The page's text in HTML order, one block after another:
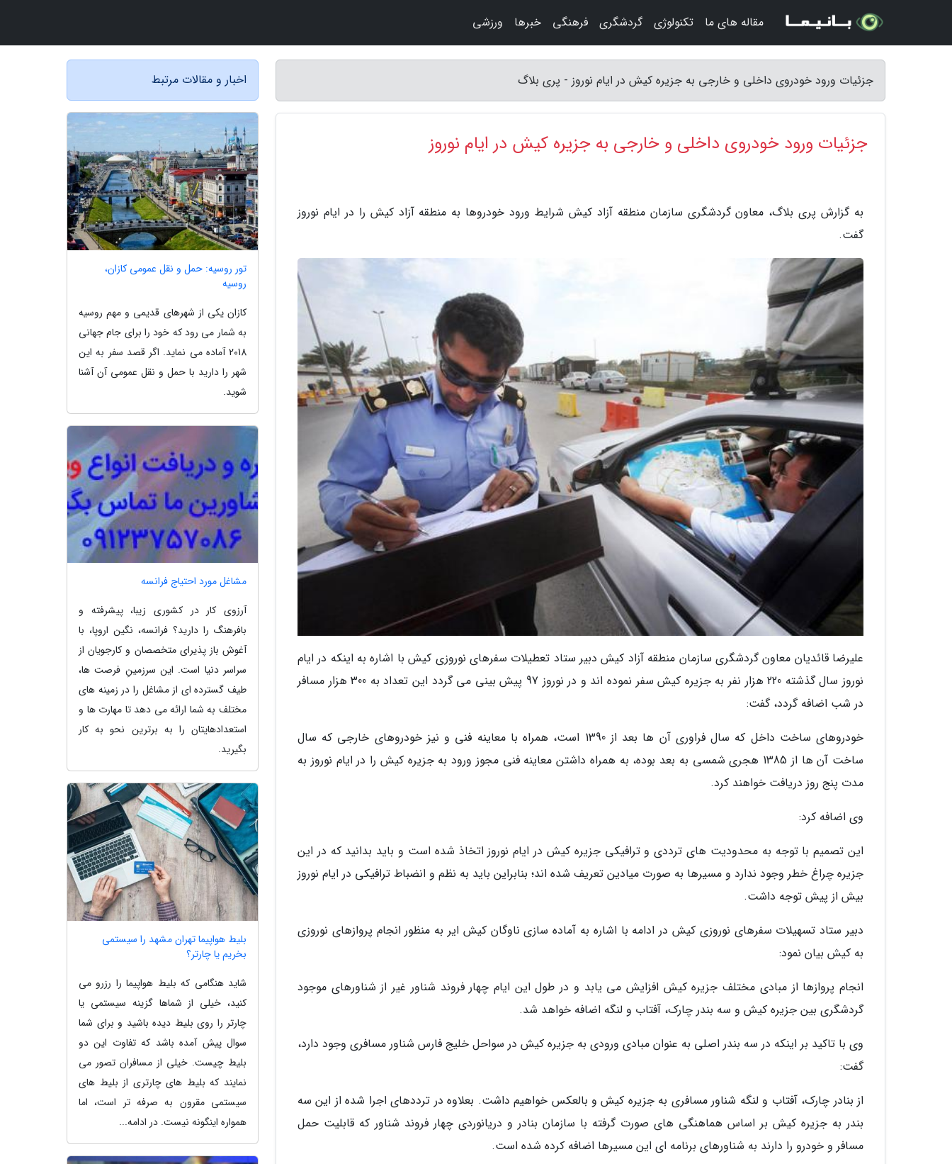
جزئیات ورود خودروی داخلی و خارجی به جزیره کیش در ایام نوروز - پری بلاگ
جزئیات ورود خودروی داخلی و خارجی به جزیره کیش در ایام نوروز
به گزارش پری بلاگ، معاون گردشگری سازمان منطقه آزاد کیش شرایط ورود خودروها به منطقه آزاد کیش را در ایام نوروز
گفت.
علیرضا قائدیان معاون گردشگری سازمان منطقه آزاد کیش دبیر ستاد تعطیلات سفرهای نوروزی کیش با اشاره به اینکه در ایام
نوروز سال گذشته 220 هزار نفر به جزیره کیش سفر نموده اند و در نوروز 97 پیش بینی می گردد این تعداد به 300 هزار مسافر
در شب اضافه گردد، گفت:
خودروهای ساخت داخل که سال فراوری آن ها بعد از 1390 است، همراه با معاینه فنی و نیز خودروهای خارجی که سال
ساخت آن ها از 1385 هجری شمسی به بعد بوده، به همراه داشتن معاینه فنی مجوز ورود به جزیره کیش را در ایام نوروز به
مدت پنج روز دریافت خواهند کرد.
وی اضافه کرد:
این تصمیم با توجه به محدودیت های ترددی و ترافیکی جزیره کیش در ایام نوروز اتخاذ شده است و باید بدانید که در این
جزیره چراغ خطر وجود ندارد و مسیرها به صورت میادین تعریف شده اند؛ بنابراین باید به نظم و انضباط ترافیکی در ایام نوروز
بیش از پیش توجه داشت.
دبیر ستاد تسهیلات سفرهای نوروزی کیش در ادامه با اشاره به آماده سازی ناوگان کیش ایر به منظور انجام پروازهای نوروزی
به کیش بیان نمود:
انجام پروازها از مبادی مختلف جزیره کیش افزایش می یابد و در طول این ایام چهار فروند شناور غیر از شناورهای موجود
گردشگری بین جزیره کیش و سه بندر چارک، آفتاب و لنگه اضافه خواهد شد.
وی با تاکید بر اینکه در سه بندر اصلی به عنوان مبادی ورودی به جزیره کیش در سواحل خلیج فارس شناور مسافری وجود دارد،
گفت:
از بنادر چارک، آفتاب و لنگه شناور مسافری به جزیره کیش و بالعکس خواهیم داشت. بعلاوه در ترددهای اجرا شده از این سه
بندر به جزیره کیش بر اساس هماهنگی های صورت گرفته با سازمان بنادر و دریانوردی چهار فروند شناور که قابلیت حمل
مسافر و خودرو را دارند به شناورهای برنامه ای این مسیرها اضافه کرده شده است.
اخبار و مقالات مرتبط
تور روسیه: حمل و نقل عمومی کازان،
روسیه
کازان یکی از شهرهای قدیمی و مهم روسیه
به شمار می رود که خود را برای جام جهانی
2018 آماده می نماید. اگر قصد سفر به این
شهر را دارید با حمل و نقل عمومی آن آشنا
شوید.
مشاغل مورد احتیاج فرانسه
آرزوی کار در کشوری زیبا، پیشرفته و
بافرهنگ را دارید؟ فرانسه، نگین اروپا، با
آغوش باز پذیرای متخصصان و کارجویان از
سراسر دنیا است. این سرزمینِ فرصت ها،
طیف گسترده ای از مشاغل را در زمینه های
مختلف به شما ارائه می دهد تا مهارت ها و
استعدادهایتان را به برترین نحو به کار
بگیرید.
بلیط هواپیما تهران مشهد را سیستمی
بخریم یا چارتر؟
شاید هنگامی که بلیط هواپیما را رزرو می
کنید، خیلی از شماها گزینه سیستمی یا
چارتر را روی بلیط دیده باشید و برای شما
سوال پیش آمده باشد که تفاوت این دو
بلیط چیست. خیلی از مسافران تصور می
نمایند که بلیط های چارتری از بلیط های
سیستمی مقرون به صرفه تر است، اما
همواره اینگونه نیست. در ادامه...
مقاله های ما تکنولوژی گردشگری فرهنگی خبرها ورزشی